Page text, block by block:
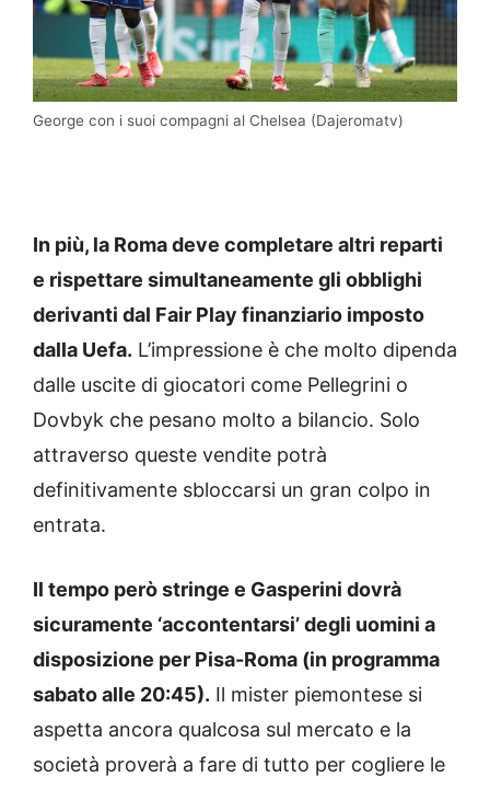
George con i suoi compagni al Chelsea (Dajeromatv)
In più, la Roma deve completare altri reparti
e rispettare simultaneamente gli obblighi
derivanti dal Fair Play finanziario imposto
dalla Uefa. L’impressione è che molto dipenda
dalle uscite di giocatori come Pellegrini o
Dovbyk che pesano molto a bilancio. Solo
attraverso queste vendite potrà
definitivamente sbloccarsi un gran colpo in
entrata.
Il tempo però stringe e Gasperini dovrà
sicuramente ‘accontentarsi’ degli uomini a
disposizione per Pisa-Roma (in programma
sabato alle 20:45). Il mister piemontese si
aspetta ancora qualcosa sul mercato e la
società proverà a fare di tutto per cogliere le